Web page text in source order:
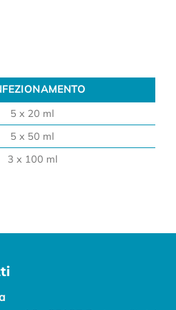
5 x 20 ml
5 x 50 ml
3 x 100 ml